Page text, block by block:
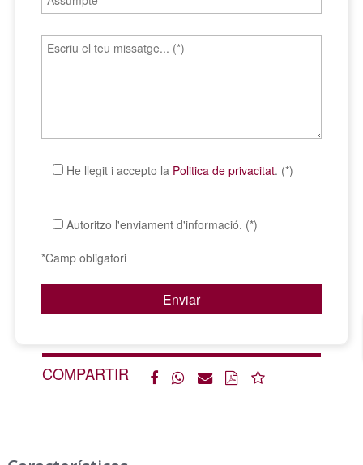
He llegit i accepto la Politica de privacitat. (*)
Autoritzo l'enviament d'informació. (*)
*Camp obligatori
COMPARTIR